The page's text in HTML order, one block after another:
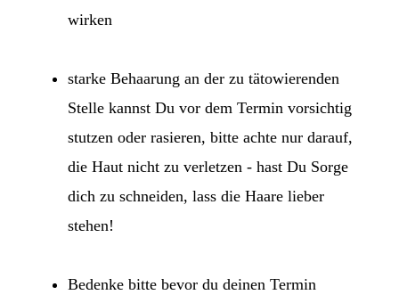
wirken
starke Behaarung an der zu tätowierenden
Stelle kannst Du vor dem Termin vorsichtig
stutzen oder rasieren, bitte achte nur darauf,
die Haut nicht zu verletzen - hast Du Sorge
dich zu schneiden, lass die Haare lieber
stehen!
Bedenke bitte bevor du deinen Termin